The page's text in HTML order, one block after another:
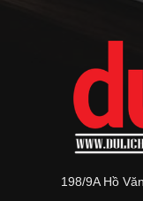
198/9A Hồ